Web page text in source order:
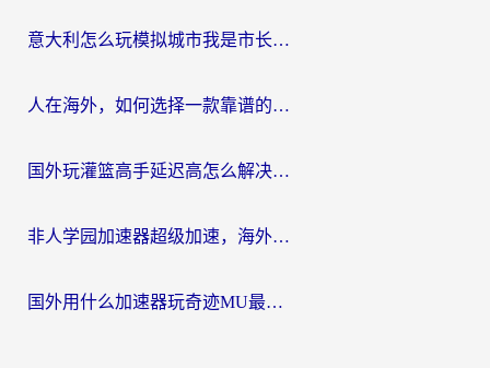
意大利怎么玩模拟城市我是市长？海外党国服游戏加速终极攻略（附三国3量子特攻解决办法）
人在海外，如何选择一款靠谱的玩剑灵2加速器？
国外玩灌篮高手延迟高怎么解决？海外玩家国服游戏加速终极指南
非人学园加速器超级加速，海外玩家重返国服的通行证
国外用什么加速器玩奇迹MU最好？2026海外玩家国服游戏加速全攻略